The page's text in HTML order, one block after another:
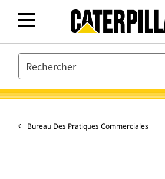
SEARCH
Bureau Des Pratiques Commerciales